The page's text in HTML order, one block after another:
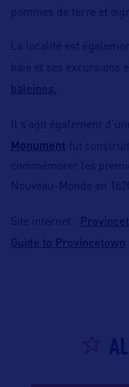
pommes de terre et
La localité est
baie et ses excursions
baleines.
Il s’agit également
Monument
fut
commémorer les
Nouveau-Monde en 1620.
Site internet :
Guide to Provincetown